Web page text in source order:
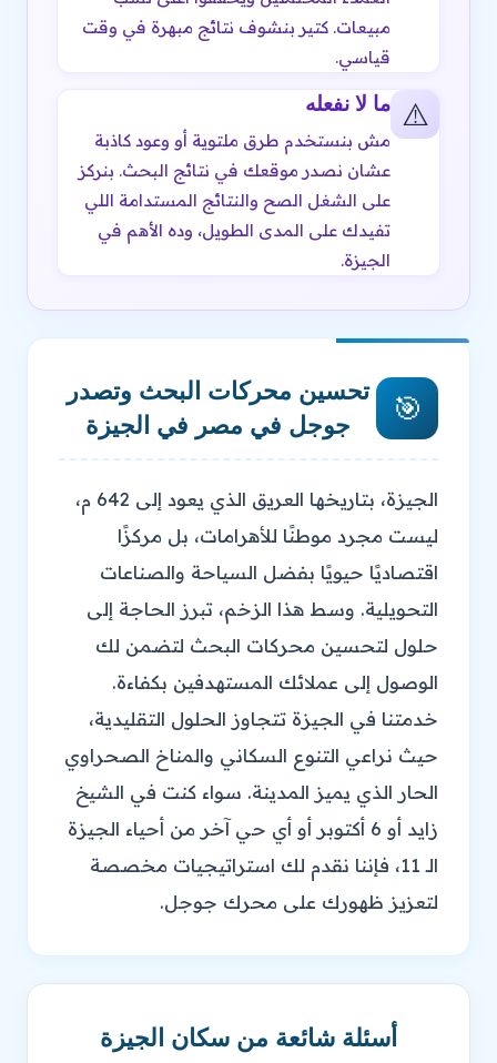
مبيعات. كتير بنشوف نتائج مبهرة في وقت
قياسي.
⚠️ ما لا نفعله
مش بنستخدم طرق ملتوية أو وعود كاذبة
عشان نصدر موقعك في نتائج البحث. بنركز
على الشغل الصح والنتائج المستدامة اللي
تفيدك على المدى الطويل، وده الأهم في
الجيزة.
🎯
تحسين محركات البحث وتصدر
جوجل في مصر في الجيزة
الجيزة، بتاريخها العريق الذي يعود إلى 642 م،
ليست مجرد موطنًا للأهرامات، بل مركزًا
اقتصاديًا حيويًا بفضل السياحة والصناعات
التحويلية. وسط هذا الزخم، تبرز الحاجة إلى
حلول لتحسين محركات البحث لتضمن لك
الوصول إلى عملائك المستهدفين بكفاءة.
خدمتنا في الجيزة تتجاوز الحلول التقليدية،
حيث نراعي التنوع السكاني والمناخ الصحراوي
الحار الذي يميز المدينة. سواء كنت في الشيخ
زايد أو 6 أكتوبر أو أي حي آخر من أحياء الجيزة
الـ 11، فإننا نقدم لك استراتيجيات مخصصة
لتعزيز ظهورك على محرك جوجل.
أسئلة شائعة من سكان الجيزة